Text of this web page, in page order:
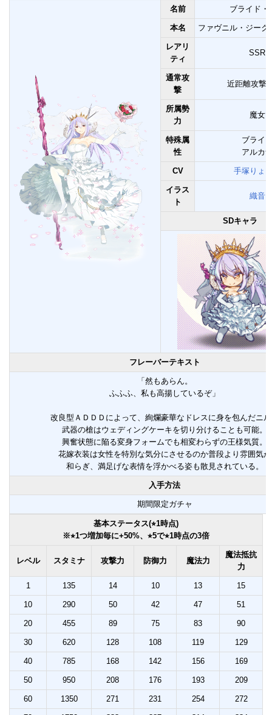
名前 ブライド・
本名 ファヴニル・ジーク
レアリ
ティ
SSR
通常攻
撃
近距離攻撃(
所属勢
力
魔女
特殊属
性
ブライ
アルカ
CV 手塚りょ
イラス
ト
織音
SDキャラ
フレーバーテキスト
「然もあらん。
ふふふ、私も高揚しているぞ」
改良型ＡＤＤＤによって、絢爛豪華なドレスに身を包んだニ
武器の槍はウェディングケーキを切り分けることも可能。
興奮状態に陥る変身フォームでも相変わらずの王様気質。
花嫁衣装は女性を特別な気分にさせるのか普段より雰囲気が
和らぎ、満足げな表情を浮かべる姿も散見されている。
入手方法
期間限定ガチャ
基本ステータス(⭐︎1時点)
※⭐︎1つ増加毎に+50%、⭐︎5で⭐︎1時点の3倍
レベル スタミナ 攻撃力 防御力 魔法力
魔法抵抗
力
1 135 14 10 13 15
10 290 50 42 47 51
20 455 89 75 83 90
30 620 128 108 119 129
40 785 168 142 156 169
50 950 208 176 193 209
60 1350 271 231 254 272